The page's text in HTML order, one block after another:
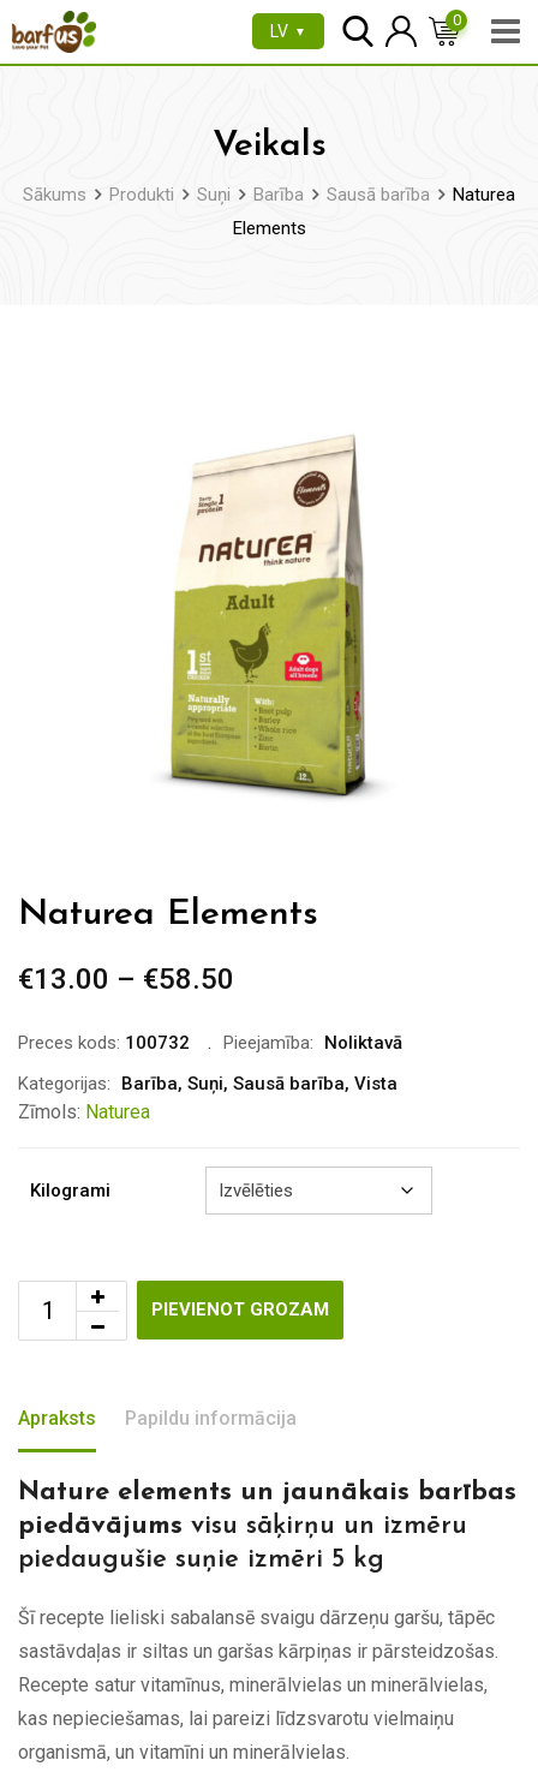
uz
LV ▼
0
Veikals
Sākums Produkti Suņi Barība Sausā barība
Naturea
Elements
Naturea Elements
€13.00 – €58.50
€13.00
through
Preces kods: 100732 Pieejamība:
Noliktavā
Kategorijas:
Barība, Suņi, Sausā barība, Vista
Zīmols: Naturea
Kilogrami
PIEVIENOT GROZAM
Apraksts Papildu informācija
Nature elements un jaunākais barības
piedāvājums visu sāķirņu un izmēru
piedaugušie suņie izmēri 5 kg
Šī recepte lieliski sabalansē svaigu dārzeņu garšu, tāpēc
sastāvdaļas ir siltas un garšas kārpiņas ir pārsteidzošas.
Recepte satur vitamīnus, minerālvielas un minerālvielas,
kas nepieciešamas, lai pareizi līdzsvarotu vielmaiņu
organismā, un vitamīni un minerālvielas.